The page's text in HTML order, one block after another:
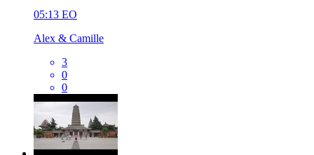
05:13 EO
Alex & Camille
3
0
0